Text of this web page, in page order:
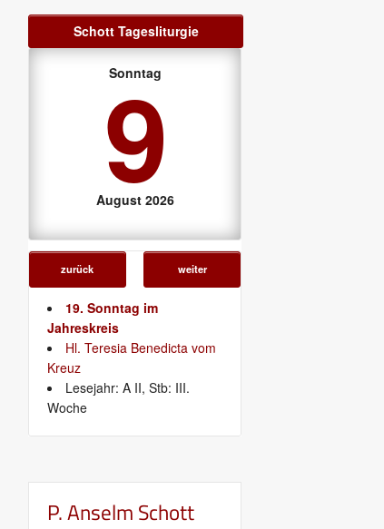
Schott Tagesliturgie
Sonntag
9
August 2026
zurück weiter
19. Sonntag im
Jahreskreis
Hl. Teresia Benedicta vom
Kreuz
Lesejahr: A II, Stb: III.
Woche
P. Anselm Schott